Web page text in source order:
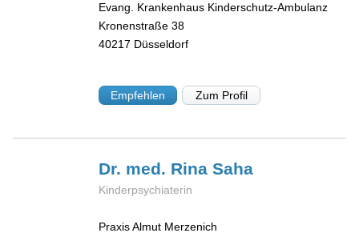
Evang. Krankenhaus Kinderschutz-Ambulanz
Kronenstraße 38
40217 Düsseldorf
Empfehlen Zum Profil
Dr. med. RinaSaha
Kinderpsychiaterin
Praxis Almut Merzenich